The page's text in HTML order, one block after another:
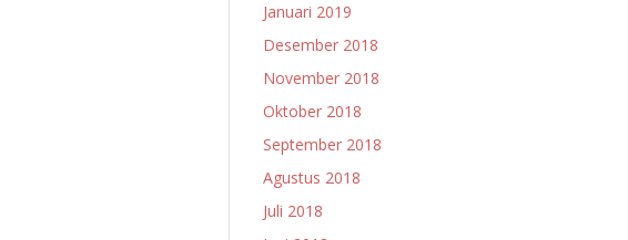
Januari 2019
Desember 2018
November 2018
Oktober 2018
September 2018
Agustus 2018
Juli 2018